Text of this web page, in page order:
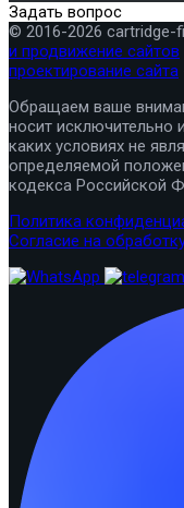
Задать вопрос
© 2016-2026 cartridge-
и продвижение сайтов
проектирование сайта
Обращаем ваше
носит исключительно
каких условиях не
определяемой
кодекса Российской
Политика
Согласие на